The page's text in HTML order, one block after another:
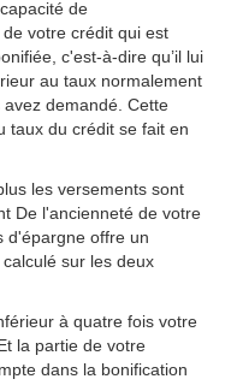
de
votre crédit qui est
c'est-à-dire qu’il lui
au taux normalement
demandé. Cette
taux du crédit se fait en
les versements sont
De l'ancienneté de votre
d'épargne offre un
sur les deux
à quatre fois votre
la partie de votre
dans la bonification